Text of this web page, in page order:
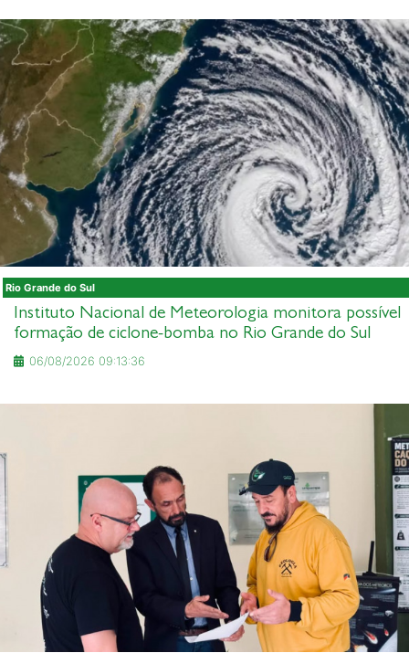
Rio Grande do Sul
Instituto Nacional de Meteorologia monitora possível
formação de ciclone-bomba no Rio Grande do Sul
06/08/2026 09:13:36